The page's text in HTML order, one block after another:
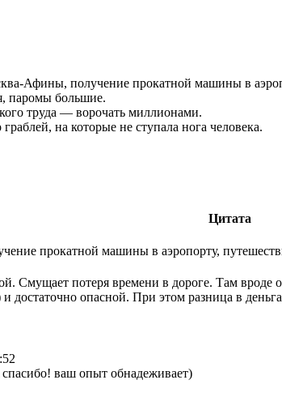
Афины, получение прокатной машины в
паромы большие.
труда — ворочать миллионами.
на которые не ступала нога человека.
Цитата
прокатной машины в аэропорту,
Смущает потеря времени в дороге. Там
и достаточно опасной. При этом разница в
спасибо! ваш опыт обнадеживает)